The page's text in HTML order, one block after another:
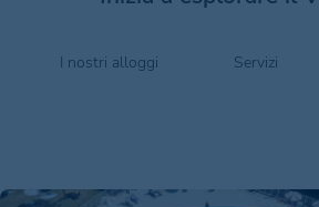
I nostri alloggi Servizi